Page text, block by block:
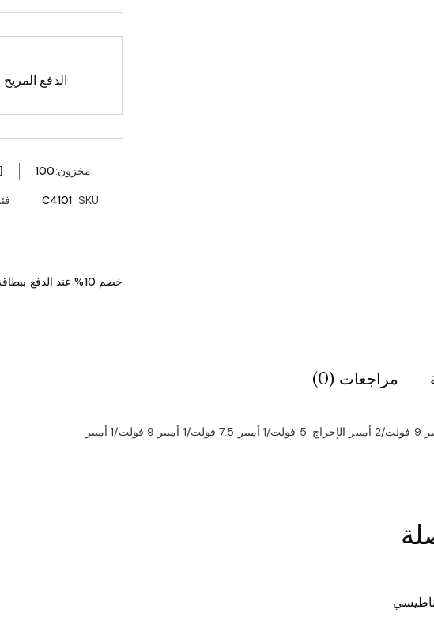
الدفع المريح
مخزون:100
SKU:
C4101
خصم 10% عند الدفع ببطاقة الائتمان
مراجعات (0)